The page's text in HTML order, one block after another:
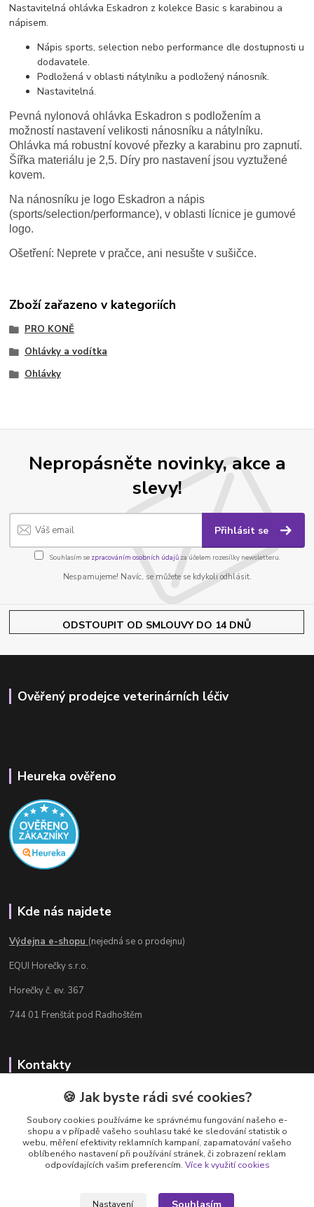
Nastavitelná ohlávka Eskadron z kolekce Basic s karabinou a
nápisem.
Nápis sports, selection nebo performance dle dostupnosti u
dodavatele.
Podložená v oblasti nátylníku a podložený nánosník.
Nastavitelná.
Pevná nylonová ohlávka Eskadron s podložením a
možností nastavení velikosti nánosníku a nátylníku.
Ohlávka má robustní kovové přezky a karabinu pro zapnutí.
Šířka materiálu je 2,5. Díry pro nastavení jsou vyztužené
kovem.
Na nánosníku je logo Eskadron a nápis
(sports/selection/performance), v oblasti lícnice je gumové
logo.
Ošetření: Neprete v pračce, ani nesušte v sušičce.
Zboží zařazeno v kategoriích
PRO KONĚ
Ohlávky a vodítka
Ohlávky
Nepropásněte novinky, akce a
slevy!
Přihlásit se
Souhlasím se zpracováním osobních údajůza účelem rozesílky newsletteru.
Nespamujeme! Navíc, se můžete se kdykoli odhlásit.
ODSTOUPIT OD SMLOUVY DO 14 DNŮ
Ověřený prodejce veterinárních léčiv
Heureka ověřeno
Kde nás najdete
Výdejna e-shopu (nejedná se o prodejnu)
EQUI Horečky s.r.o.
Horečky č. ev. 367
744 01 Frenštát pod Radhoštěm
Kontakty
Radka Chamrádová
+420 737 484 708
Výdejna e-shopu: Po-Ne, 8-20 hod.
info@equi-horecky.cz
🍪 Jak byste rádi své cookies?
Soubory cookies používáme ke správnému fungování našeho e-
shopu a v případě vašeho souhlasu také ke sledování statistik o
webu, měření efektivity reklamních kampaní, zapamatování vašeho
oblíbeného nastavení při používání stránek, či zobrazení reklam
odpovídajících vašim preferencím. Více k využití cookies
Nastavení